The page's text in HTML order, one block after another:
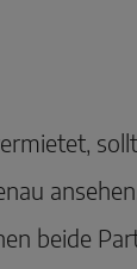
beide